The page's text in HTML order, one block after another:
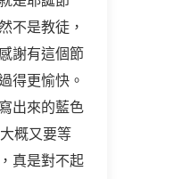
不是教徒，
謝有這個節
得更愉快。
出來的藍色
概又要等
真是對不起